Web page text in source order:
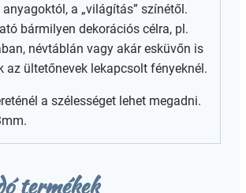
a „világítás” színétől.
bármilyen dekorációs célra, pl.
névtáblán vagy akár esküvőn is
az ültetőnevek lekapcsolt fényeknél.
a szélességet lehet megadni.
termékek